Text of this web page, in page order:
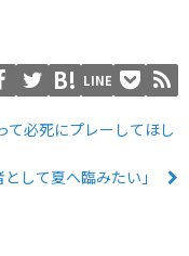
LINE
て必死にプレーしてほし
して夏へ臨みたい」